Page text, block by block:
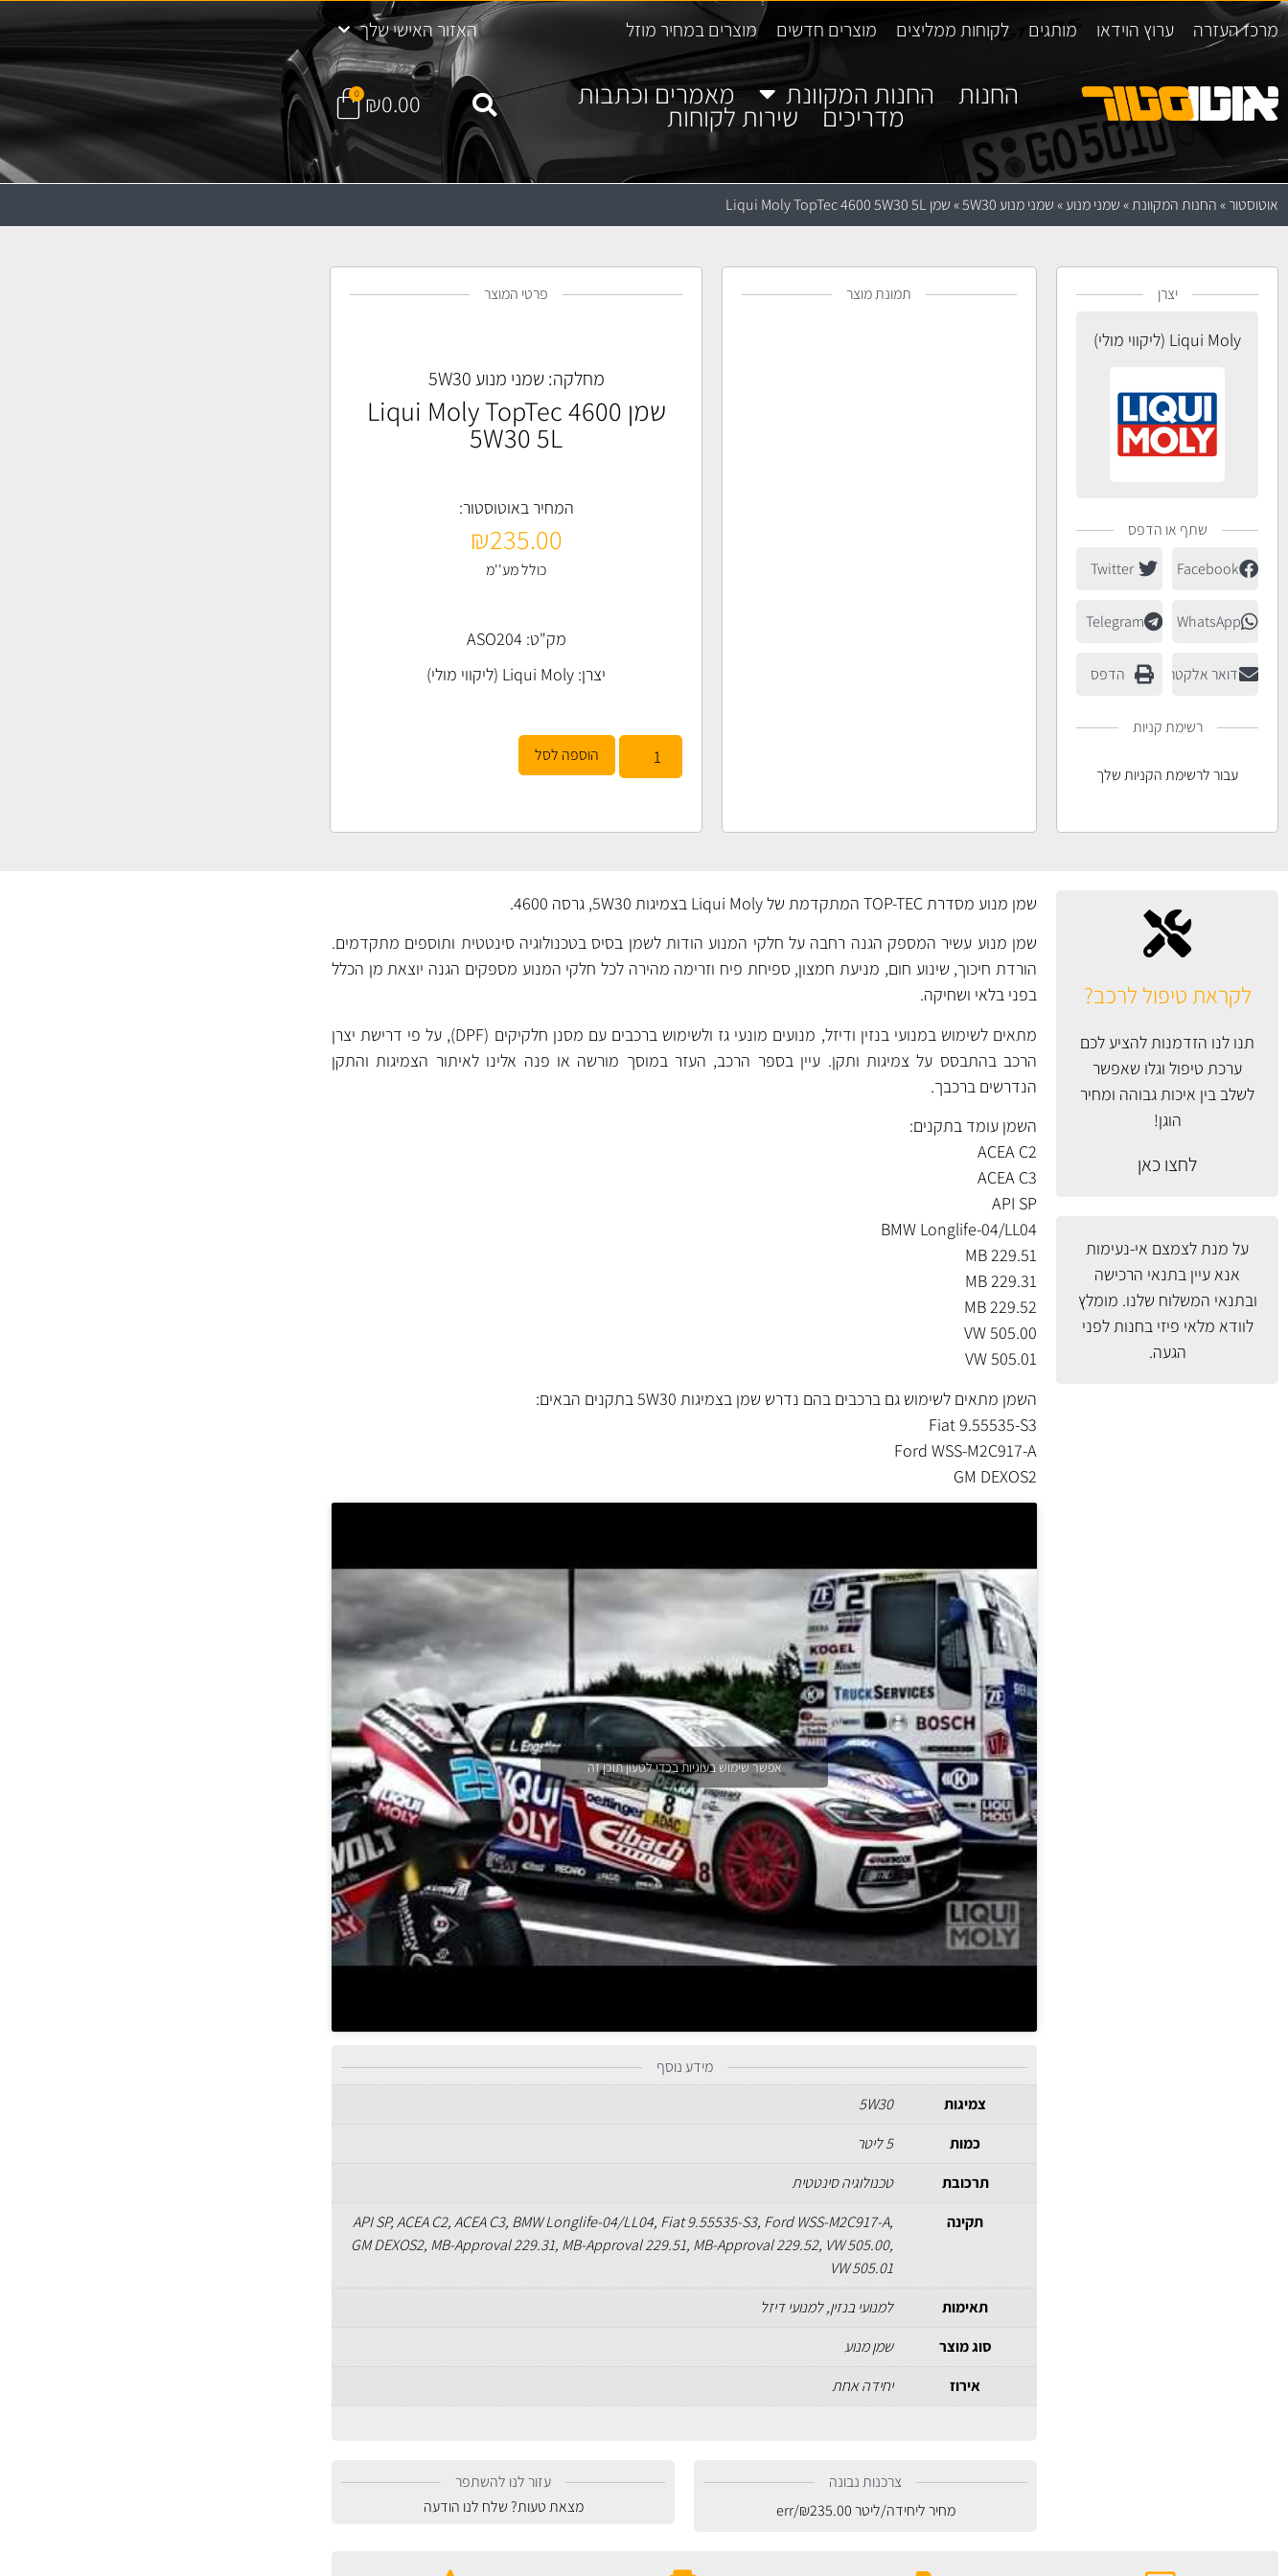
מרכז העזרה ערוץ הוידאו מותגים לקוחות ממליצים מוצרים חדשים מוצרים במחיר מוזל האזור האישי שלך
החנות החנות המקוונת מאמרים וכתבות
מדריכים שירות לקוחות ₪0.00
0
אוטוסטור»החנות המקוונת»שמני מנוע»שמני מנוע 5W30 »שמן Liqui Moly TopTec 4600 5W30 5L
יצרן
Liqui Moly (ליקווי מולי)
שתף או הדפס
Facebook
Twitter
WhatsApp
Telegram
דואר אלקטרוני הדפס
רשימת קניות
עבור לרשימת הקניות שלך
תמונת מוצר פרטי המוצר
מחלקה: שמני מנוע 5W30
שמן Liqui Moly TopTec 4600
5W30 5L
המחיר באוטוסטור:
₪235.00
כולל מע''מ
מק"ט: ASO204
יצרן: Liqui Moly (ליקווי מולי)
הוספה לסל
לקראת טיפול לרכב?
תנו לנו הזדמנות להציע לכם
ערכת טיפול וגלו שאפשר
לשלב בין איכות גבוהה ומחיר
הוגן!
לחצו כאן
על מנת לצמצם אי-נעימות
אנא עיין בתנאי הרכישה
ובתנאי המשלוח שלנו. מומלץ
לוודא מלאי פיזי בחנות לפני
הגעה.
שמן מנוע מסדרת TOP-TEC המתקדמת של Liqui Moly בצמיגות 5W30, גרסה 4600.
שמן מנוע עשיר המספק הגנה רחבה על חלקי המנוע הודות לשמן בסיס בטכנולוגיה סינטטית ותוספים מתקדמים.
הורדת חיכוך, שינוע חום, מניעת חמצון, ספיחת פיח וזרימה מהירה לכל חלקי המנוע מספקים הגנה יוצאת מן הכלל
בפני בלאי ושחיקה.
מתאים לשימוש במנועי בנזין ודיזל, מנועים מונעי גז ולשימוש ברכבים עם מסנן חלקיקים (DPF), על פי דרישת יצרן
הרכב בהתבסס על צמיגות ותקן. עיין בספר הרכב, העזר במוסך מורשה או פנה אלינו לאיתור הצמיגות והתקן
הנדרשים ברכבך.
השמן עומד בתקנים:
ACEA C2
ACEA C3
API SP
BMW Longlife-04/LL04
MB 229.51
MB 229.31
MB 229.52
VW 505.00
VW 505.01
השמן מתאים לשימוש גם ברכבים בהם נדרש שמן בצמיגות 5W30 בתקנים הבאים:
Fiat 9.55535-S3
Ford WSS-M2C917-A
GM DEXOS2
אפשר שימוש בעוגיות בכדי לטעון תוכן זה
מידע נוסף
צמיגות
5W30
כמות
5 ליטר
תרכובת
טכנולוגיה סינטטית
תקינה
API SP, ACEA C2, ACEA C3, BMW Longlife-04/LL04, Fiat 9.55535-S3, Ford WSS-M2C917-A,
GM DEXOS2, MB-Approval 229.31, MB-Approval 229.51, MB-Approval 229.52, VW 505.00,
VW 505.01
תאימות
למנועי בנזין, למנועי דיזל
סוג מוצר
שמן מנוע
אירוז
יחידה אחת
צרכנות נבונה
מחיר ליחידה/ליטר
₪235.00
/err
עזור לנו להשתפר
מצאת טעות? שלח לנו הודעה